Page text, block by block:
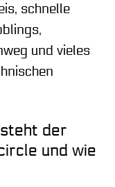
schnelle
und vieles
der
und wie